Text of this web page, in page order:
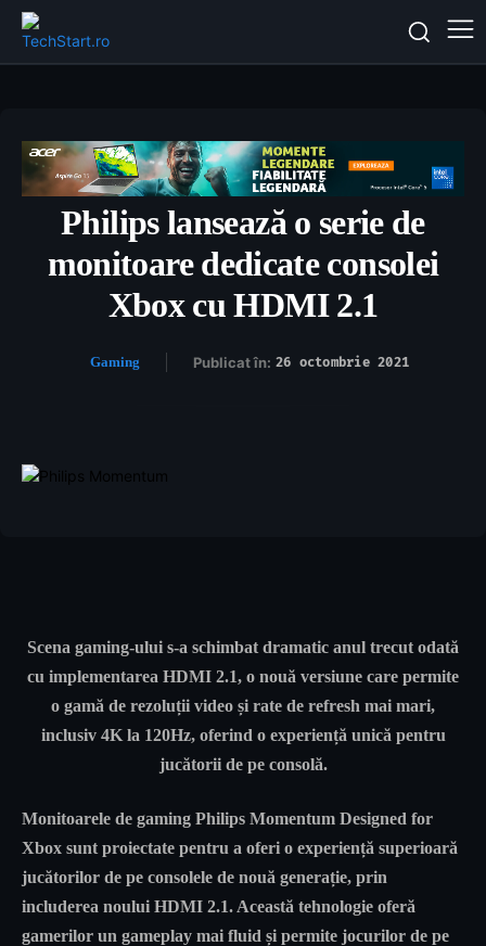
Philips lansează o serie de
monitoare dedicate consolei
Xbox cu HDMI 2.1
Gaming Publicat în: 26 octombrie 2021
Scena gaming-ului s-a schimbat dramatic anul trecut odată
cu implementarea HDMI 2.1, o nouă versiune care permite
o gamă de rezoluții video și rate de refresh mai mari,
inclusiv 4K la 120Hz, oferind o experiență unică pentru
jucătorii de pe consolă.
Monitoarele de gaming Philips Momentum Designed for
Xbox sunt proiectate pentru a oferi o experiență superioară
jucătorilor de pe consolele de nouă generație, prin
includerea noului HDMI 2.1. Această tehnologie oferă
gamerilor un gameplay mai fluid și permite jocurilor de pe